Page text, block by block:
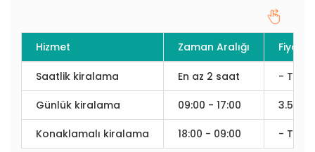
Hizmet Zaman Aralığı Fiyat
Saatlik kiralama En az 2 saat - TL /
Günlük kiralama 09:00 - 17:00 3.500
Konaklamalı kiralama 18:00 - 09:00 - TL /